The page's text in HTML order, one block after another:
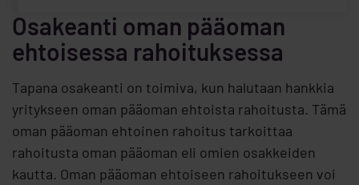
Osakeanti oman pääoman
ehtoisessa rahoituksessa
Tapana osakeanti on toimiva, kun halutaan hankkia
yritykseen oman pääoman ehtoista rahoitusta. Tämä
oman pääoman ehtoinen rahoitus tarkoittaa
rahoitusta oman pääoman eli omien osakkeiden
kautta. Oman pääoman ehtoiseen rahoitukseen voi